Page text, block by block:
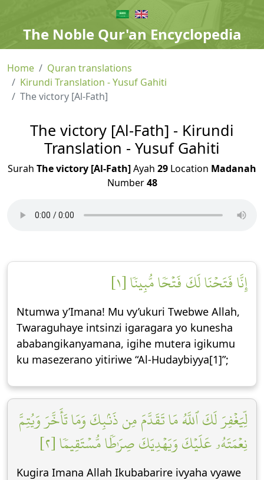
The Noble Qur'an Encyclopedia
Home
Quran translations
Kirundi Translation - Yusuf Gahiti
The victory [Al-Fath]
The victory [Al-Fath] - Kirundi
Translation - Yusuf Gahiti
Surah The victory [Al-Fath]Ayah 29 Location Madanah
Number48
إِنَّا فَتَحۡنَا لَكَ فَتۡحٗا مُّبِينٗا [١]
Ntumwa y’Imana! Mu vy’ukuri Twebwe Allah,
Twaraguhaye intsinzi igaragara yo kunesha
ababangikanyamana, igihe mutera igikumu
ku masezerano yitiriwe “Al-Hudaybiyya[1]”;
لِّيَغۡفِرَ لَكَ ٱللَّهُ مَا تَقَدَّمَ مِن ذَنۢبِكَ وَمَا تَأَخَّرَ وَيُتِمَّ
نِعۡمَتَهُۥ عَلَيۡكَ وَيَهۡدِيَكَ صِرَٰطٗا مُّسۡتَقِيمٗا [٢]
Kugira Imana Allah Ikubabarire ivyaha vyawe